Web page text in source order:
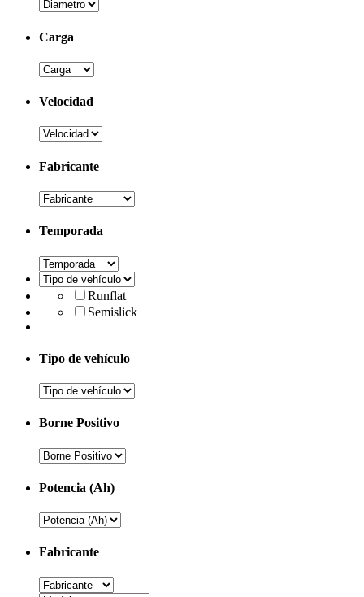
Carga
Velocidad
Fabricante
Temporada
Runflat
Semislick
Tipo de vehículo
Borne Positivo
Potencia (Ah)
Fabricante